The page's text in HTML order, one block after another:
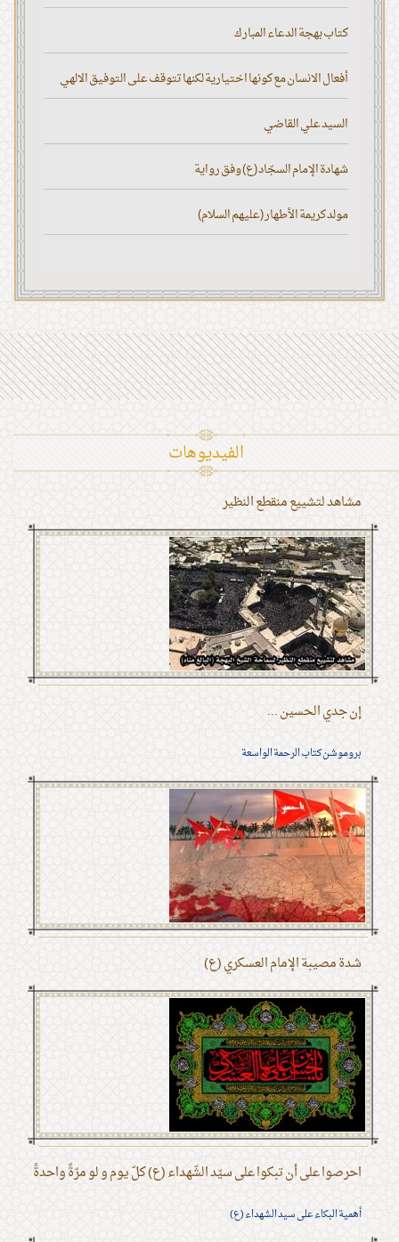
كتاب بهجة الدعاء المبارك
أفعال الانسان مع كونها اختيارية لكنها تتوقف على التوفيق الالهي
السيد علي القاضي
شهادة الإمام السجّاد (ع) وفق رواية
مولد كريمة الأطهار (عليهم السلام)
الفیدیوهات
مشاهد لتشييع منقطع النظير
إن جدي الحسين ...
بروموشن كتاب الرحمة الواسعة
شدة مصيبة الإمام العسكري (ع)
احرصوا على أن تبكوا على سيّد الشّهداء (ع) كلّ يوم و لو مرّةً واحدةً
أهمية البكاء على سيد الشهداء (ع)